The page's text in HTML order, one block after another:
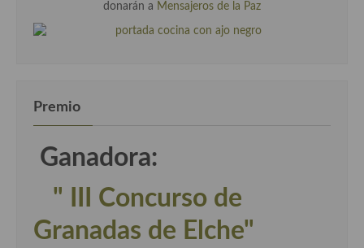
donarán a Mensajeros de la Paz
Premio
Ganadora:
" III Concurso de
Granadas de Elche"